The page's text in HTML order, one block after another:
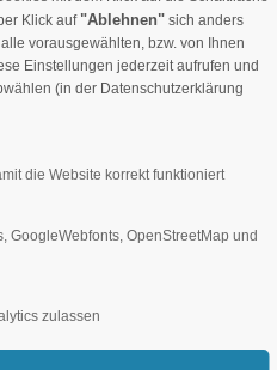
in 4 Breiten: 80,100/
Klick auf "Ablehnen"sich anders
vorausgewählten, bzw. von Ihnen
Einstellungen jederzeit aufrufen und
(in der Datenschutzerklärung
die Website korrekt funktioniert
GoogleWebfonts, OpenStreetMap und
zulassen